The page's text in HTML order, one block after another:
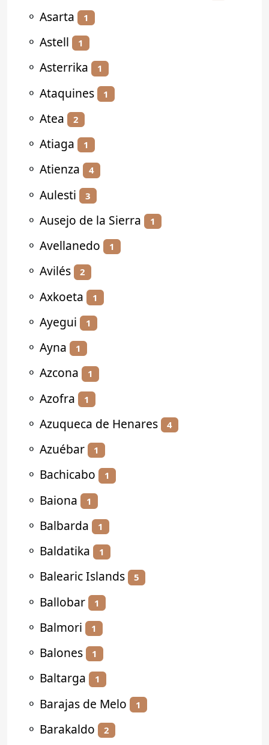
⚬ Asarta 1
⚬ Astell 1
⚬ Asterrika 1
⚬ Ataquines 1
⚬ Atea 2
⚬ Atiaga 1
⚬ Atienza 4
⚬ Aulesti 3
⚬ Ausejo de la Sierra 1
⚬ Avellanedo 1
⚬ Avilés 2
⚬ Axkoeta 1
⚬ Ayegui 1
⚬ Ayna 1
⚬ Azcona 1
⚬ Azofra 1
⚬ Azuqueca de Henares 4
⚬ Azuébar 1
⚬ Bachicabo 1
⚬ Baiona 1
⚬ Balbarda 1
⚬ Baldatika 1
⚬ Balearic Islands 5
⚬ Ballobar 1
⚬ Balmori 1
⚬ Balones 1
⚬ Baltarga 1
⚬ Barajas de Melo 1
⚬ Barakaldo 2